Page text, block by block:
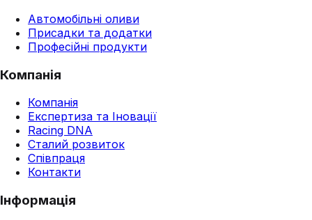
Автомобільні оливи
Присадки та додатки
Професійні продукти
Компанія
Компанія
Експертиза та Іновації
Racing DNA
Сталий розвиток
Співпраця
Контакти
Інформація